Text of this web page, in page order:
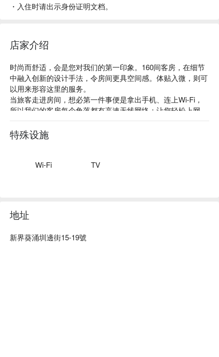
・入住时请出示身份证明文档。
店家介绍
时尚而舒适，会是您对我们的第一印象。160间客房，在细节
中融入创新的设计手法，令房间更具空间感。体贴入微，则可
以用来形容这里的服务。
当旅客走进房间，想必第一件事便是拿出手机、连上Wi-Fi，
所以我们的客房每个角落都有高速无线网络；让您轻松上网。
您也不用为手机制式或sim卡大小而费心，我们已为您准备好
一部智能手机，能免费上网及拨打长途电话，一切尽在您的掌
握!
特殊设施
Wi-Fi TV
地址
新界葵涌圳邊街15-19號